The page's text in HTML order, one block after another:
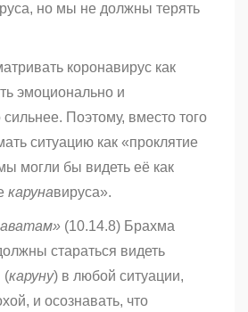
но мы не должны терять
коронавирус как
эмоционально и
сильнее. Поэтому, вместо того
ситуацию как «проклятие
могли бы видеть её как
карунавируса».
(10.14.8) Брахма
стараться видеть
(каруну) в любой ситуации,
и осознавать, что